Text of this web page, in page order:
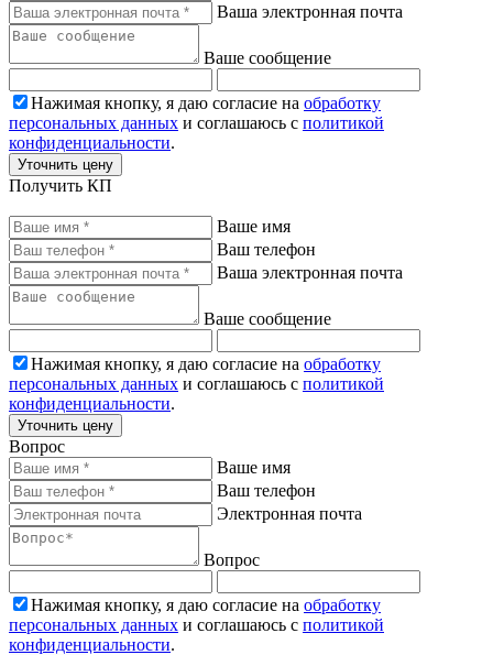
Ваша электронная почта
Ваше сообщение
Нажимая кнопку, я даю согласие на обработку
персональных данных и соглашаюсь с политикой
конфиденциальности.
Уточнить цену
Получить КП
Ваше имя
Ваш телефон
Ваша электронная почта
Ваше сообщение
Нажимая кнопку, я даю согласие на обработку
персональных данных и соглашаюсь с политикой
конфиденциальности.
Уточнить цену
Вопрос
Ваше имя
Ваш телефон
Электронная почта
Вопрос
Нажимая кнопку, я даю согласие на обработку
персональных данных и соглашаюсь с политикой
конфиденциальности.